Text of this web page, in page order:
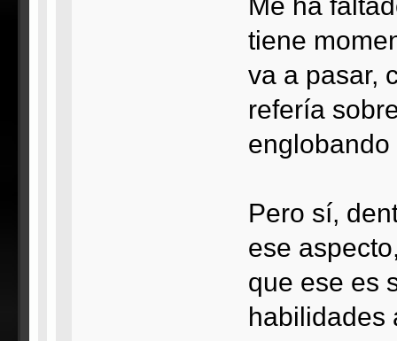
tiene
va a pasar,
refería
Pero sí,
ese
que ese es
habilidades